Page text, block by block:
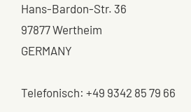
Hans-Bardon-Str. 36
97877 Wertheim
GERMANY
Telefonisch: +49 9342 85 79 66